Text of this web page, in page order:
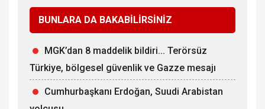
BUNLARA DA BAKABİLİRSİNİZ
MGK’dan 8 maddelik bildiri... Terörsüz
Türkiye, bölgesel güvenlik ve Gazze mesajı
Cumhurbaşkanı Erdoğan, Suudi Arabistan